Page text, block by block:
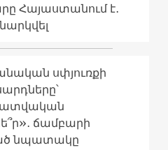
Հայաստանում է․
սփյուռքի
ճամբարի
նպատակը